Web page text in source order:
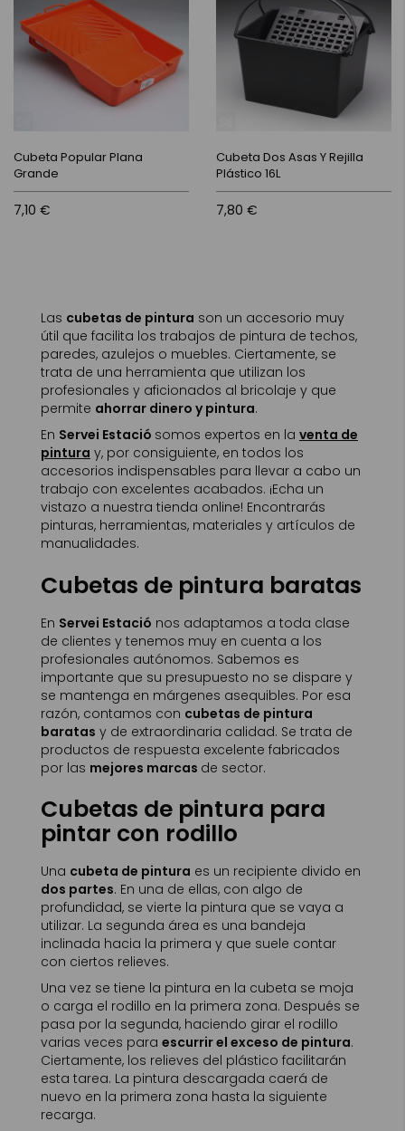
Cubeta Popular Plana
Grande
7,10 €
Cubeta Dos Asas Y Rejilla
Plástico 16L
7,80 €
Las cubetas de pintura son un accesorio muy
útil que facilita los trabajos de pintura de techos,
paredes, azulejos o muebles. Ciertamente, se
trata de una herramienta que utilizan los
profesionales y aficionados al bricolaje y que
permite ahorrar dinero y pintura.
En Servei Estació somos expertos en la venta de
pintura y, por consiguiente, en todos los
accesorios indispensables para llevar a cabo un
trabajo con excelentes acabados. ¡Echa un
vistazo a nuestra tienda online! Encontrarás
pinturas, herramientas, materiales y artículos de
manualidades.
Cubetas de pintura baratas
En Servei Estació nos adaptamos a toda clase
de clientes y tenemos muy en cuenta a los
profesionales autónomos. Sabemos es
importante que su presupuesto no se dispare y
se mantenga en márgenes asequibles. Por esa
razón, contamos con cubetas de pintura
baratas y de extraordinaria calidad. Se trata de
productos de respuesta excelente fabricados
por las mejores marcas de sector.
Cubetas de pintura para
pintar con rodillo
Una cubeta de pintura es un recipiente divido en
dos partes. En una de ellas, con algo de
profundidad, se vierte la pintura que se vaya a
utilizar. La segunda área es una bandeja
inclinada hacia la primera y que suele contar
con ciertos relieves.
Una vez se tiene la pintura en la cubeta se moja
o carga el rodillo en la primera zona. Después se
pasa por la segunda, haciendo girar el rodillo
varias veces para escurrir el exceso de pintura.
Ciertamente, los relieves del plástico facilitarán
esta tarea. La pintura descargada caerá de
nuevo en la primera zona hasta la siguiente
recarga.